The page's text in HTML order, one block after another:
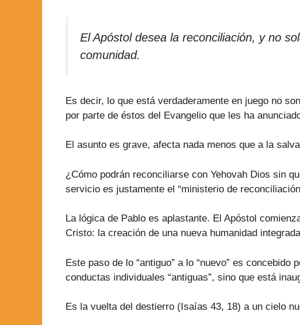
El Apóstol desea la reconciliación, y no
comunidad.
Es decir, lo que está verdaderamente en juego no
por parte de éstos del Evangelio que les ha
El asunto es grave, afecta nada menos que a la
¿Cómo podrán reconciliarse con Yehovah Dios sin
servicio es justamente el “ministerio de
La lógica de Pablo es aplastante. El Apóstol
Cristo: la creación de una nueva humanidad
Este paso de lo “antiguo” a lo “nuevo” es
conductas individuales “antiguas”, sino que está
Es la vuelta del destierro (Isaías 43, 18) a un cielo